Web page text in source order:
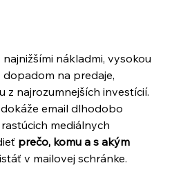
nákladmi, vysokou
na predaje,
z najrozumnejších investícií.
email dlhodobo
mediálnych
prečo, komu a s akým
v mailovej schránke.